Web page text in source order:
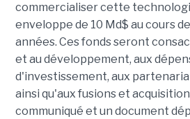
commercialiser cette
enveloppe de 10 Md$ au cours
années. Ces fonds seront
et au développement, aux
d'investissement, aux
ainsi qu'aux fusions et
communiqué et un document